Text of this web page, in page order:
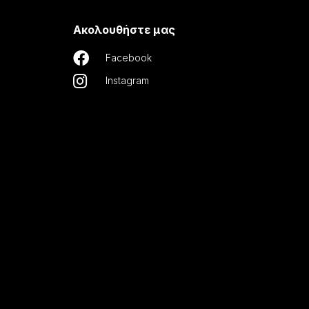
Ακολουθήστε μας
 Facebook
 Instagram